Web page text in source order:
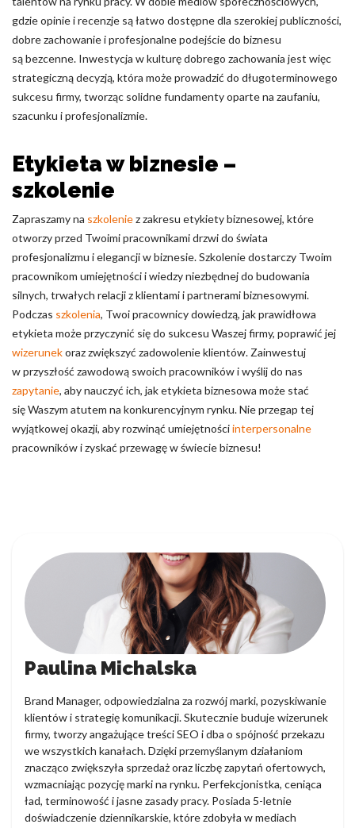
gdzie opinie i recenzje są łatwo dostępne dla szerokiej publiczności,
dobre zachowanie i profesjonalne podejście do biznesu
są bezcenne. Inwestycja w kulturę dobrego zachowania jest więc
strategiczną decyzją, która może prowadzić do długoterminowego
sukcesu firmy, tworząc solidne fundamenty oparte na zaufaniu,
szacunku i profesjonalizmie.
Etykieta w biznesie –
szkolenie
Zapraszamy na szkoleniez zakresu etykiety biznesowej, które
otworzy przed Twoimi pracownikami drzwi do świata
profesjonalizmu i elegancji w biznesie. Szkolenie dostarczy Twoim
pracownikom umiejętności i wiedzy niezbędnej do budowania
silnych, trwałych relacji z klientami i partnerami biznesowymi.
Podczas szkolenia, Twoi pracownicy dowiedzą, jak prawidłowa
etykieta może przyczynić się do sukcesu Waszej firmy, poprawić jej
wizerunekoraz zwiększyć zadowolenie klientów. Zainwestuj
w przyszłość zawodową swoich pracowników i wyślij do nas
zapytanie, aby nauczyć ich, jak etykieta biznesowa może stać
się Waszym atutem na konkurencyjnym rynku. Nie przegap tej
wyjątkowej okazji, aby rozwinąć umiejętnościinterpersonalne
pracowników i zyskać przewagę w świecie biznesu!
Paulina Michalska
Brand Manager, odpowiedzialna za rozwój marki, pozyskiwanie
klientów i strategię komunikacji. Skutecznie buduje wizerunek
firmy, tworzy angażujące treści SEO i dba o spójność przekazu
we wszystkich kanałach. Dzięki przemyślanym działaniom
znacząco zwiększyła sprzedaż oraz liczbę zapytań ofertowych,
wzmacniając pozycję marki na rynku. Perfekcjonistka, ceniąca
ład, terminowość i jasne zasady pracy. Posiada 5-letnie
doświadczenie dziennikarskie, które zdobyła w mediach